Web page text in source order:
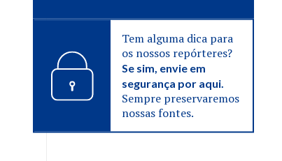
Tem alguma dica para
os nossos repórteres?
Se sim, envie em
segurança por aqui.
Sempre preservaremos
nossas fontes.